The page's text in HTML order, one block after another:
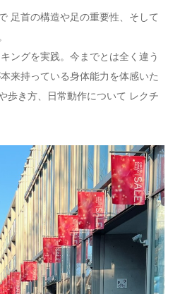
足首の構造や足の重要性、そして
ングを実践。今までとは全く違う
来持っている身体能力を体感いた
歩き方、日常動作について レクチ